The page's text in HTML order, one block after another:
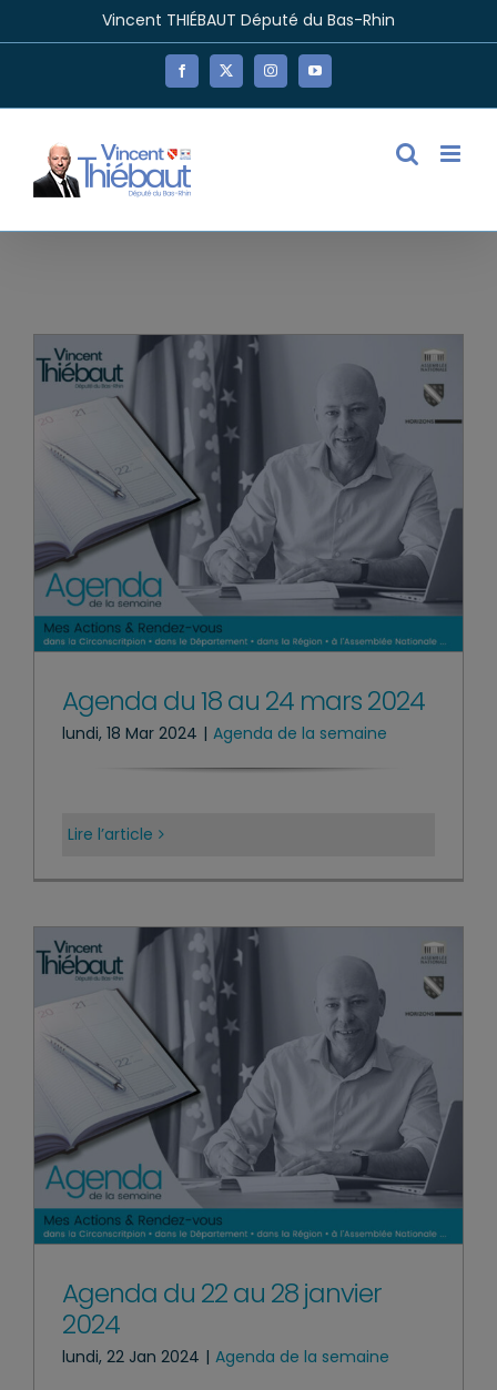
Vincent THIÉBAUT Député du Bas-Rhin
Facebook
X InstagramYouTube
Agenda du 18 au 24 mars 2024
lundi, 18 Mar 2024 | Agenda de la semaine
Lire l’article
Agenda du 22 au 28 janvier
2024
lundi, 22 Jan 2024 | Agenda de la semaine